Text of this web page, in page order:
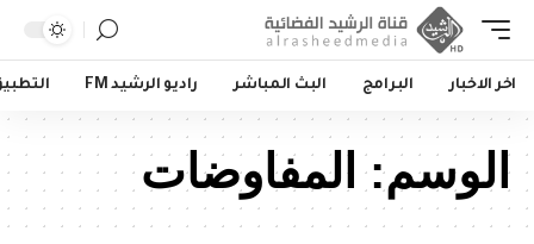
اخر الاخبار البرامج البث المباشر راديو الرشيد FM
الوسم: المفاوضات